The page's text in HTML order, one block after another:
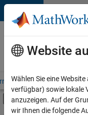
Weiter zum Inhalt
Karriere
bei
MathWorks
– Übersicht
Umschaltung
Hauptinhalt
Website
Wählen Sie eine
verfügbar) sowie lokale
anzuzeigen. Auf der
wir Ihnen die folgende